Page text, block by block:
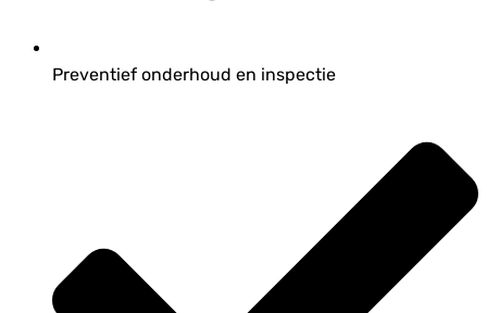
Preventief onderhoud en inspectie